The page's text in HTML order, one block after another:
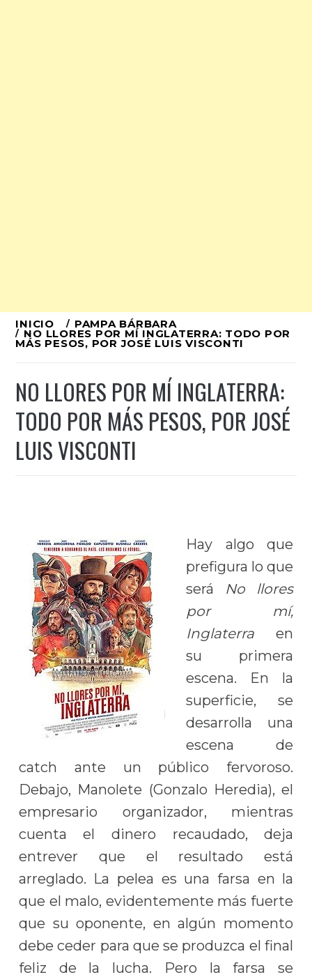
Ir
al
INICIO PAMPA BÁRBARA
NO LLORES POR MÍ INGLATERRA: TODO POR
MÁS PESOS, POR JOSÉ LUIS VISCONTI
NO LLORES POR MÍ INGLATERRA:
TODO POR MÁS PESOS, POR JOSÉ
LUIS VISCONTI
Hay algo que
prefigura lo que
será No llores
por mí,
Inglaterraen
su primera
escena. En la
superficie, se
desarrolla una
escena de
catch ante un público fervoroso.
Debajo, Manolete (Gonzalo Heredia), el
empresario organizador, mientras
cuenta el dinero recaudado, deja
entrever que el resultado está
arreglado. La pelea es una farsa en la
que el malo, evidentemente más fuerte
que su oponente, en algún momento
debe ceder para que se produzca el final
feliz de la lucha. Pero la farsa se